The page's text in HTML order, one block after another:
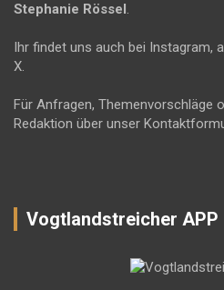
Stephanie Rössel .
Ihr findet uns auch bei Instagram,
X.
Für Anfragen, Themenvorschläge
Redaktion über unser
Vogtlandstreicher APP